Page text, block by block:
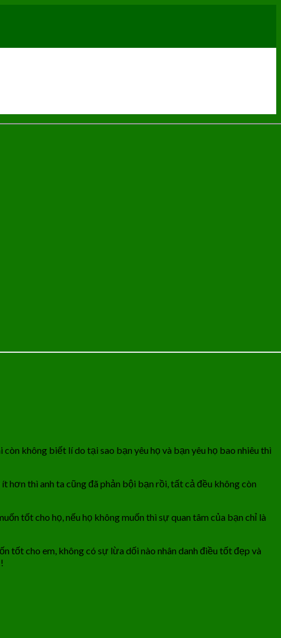
không biết lí do tại sao bạn yêu họ và bạn yêu họ bao nhiêu thì
hơn thì anh ta cũng đã phản bội bạn rồi, tất cả đều không còn
tốt cho họ, nếu họ không muốn thì sự quan tâm của bạn chỉ là
tốt cho em, không có sự lừa dối nào nhân danh điều tốt đẹp và